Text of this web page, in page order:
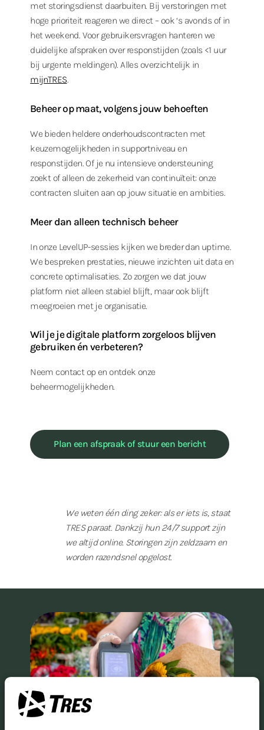
met storingsdienst daarbuiten. Bij verstoringen met
hoge prioriteit reageren we direct – ook ‘s avonds of in
het weekend. Voor gebruikersvragen hanteren we
duidelijke afspraken over responstijden (zoals <1 uur
bij urgente meldingen). Alles overzichtelijk in
mijnTRES.
Beheer op maat, volgens jouw behoeften
We bieden heldere onderhoudscontracten met
keuzemogelijkheden in supportniveau en
responstijden. Of je nu intensieve ondersteuning
zoekt of alleen de zekerheid van continuïteit: onze
contracten sluiten aan op jouw situatie en ambities.
Meer dan alleen technisch beheer
In onze LevelUP-sessies kijken we breder dan uptime.
We bespreken prestaties, nieuwe inzichten uit data en
concrete optimalisaties. Zo zorgen we dat jouw
platform niet alleen stabiel blijft, maar ook blijft
meegroeien met je organisatie.
Wil je je digitale platform zorgeloos blijven
gebruiken én verbeteren?
Neem contact op en ontdek onze
beheermogelijkheden.
Plan een afspraak of stuur een bericht
We weten één ding zeker: als er iets is, staat
TRES paraat. Dankzij hun 24/7 support zijn
we altijd online. Storingen zijn zeldzaam en
worden razendsnel opgelost.